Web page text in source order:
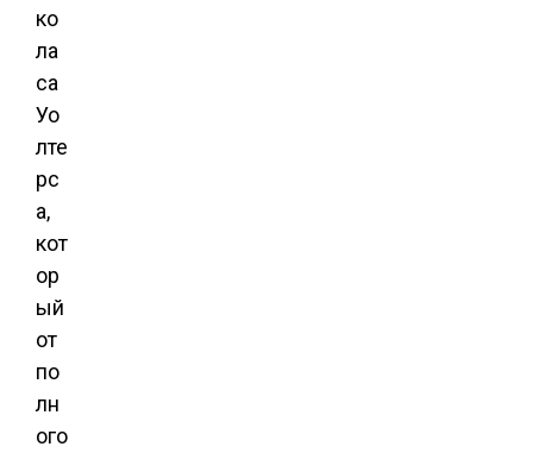
ко
ла
са
Уо
лте
рс
а,
кот
ор
ый
от
по
лн
ого